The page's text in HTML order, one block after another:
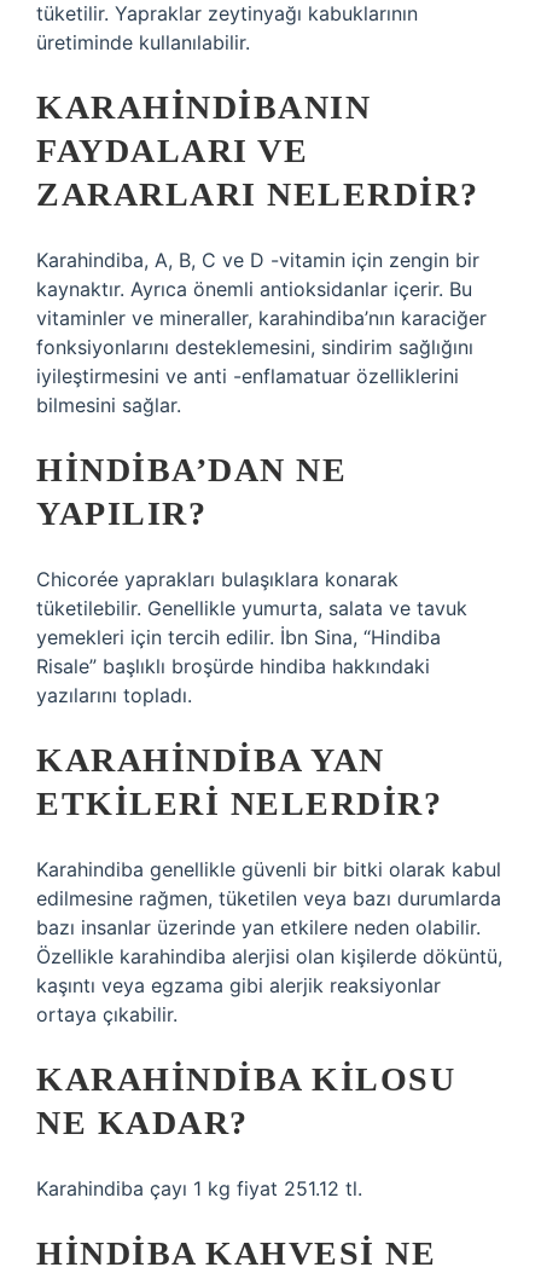
tüketilir. Yapraklar zeytinyağı kabuklarının
üretiminde kullanılabilir.
KARAHINDIBANIN
FAYDALARI VE
ZARARLARI NELERDIR?
Karahindiba, A, B, C ve D -vitamin için zengin bir
kaynaktır. Ayrıca önemli antioksidanlar içerir. Bu
vitaminler ve mineraller, karahindiba’nın karaciğer
fonksiyonlarını desteklemesini, sindirim sağlığını
iyileştirmesini ve anti -enflamatuar özelliklerini
bilmesini sağlar.
HINDIBA’DAN NE
YAPILIR?
Chicorée yaprakları bulaşıklara konarak
tüketilebilir. Genellikle yumurta, salata ve tavuk
yemekleri için tercih edilir. İbn Sina, “Hindiba
Risale” başlıklı broşürde hindiba hakkındaki
yazılarını topladı.
KARAHINDIBA YAN
ETKILERI NELERDIR?
Karahindiba genellikle güvenli bir bitki olarak kabul
edilmesine rağmen, tüketilen veya bazı durumlarda
bazı insanlar üzerinde yan etkilere neden olabilir.
Özellikle karahindiba alerjisi olan kişilerde döküntü,
kaşıntı veya egzama gibi alerjik reaksiyonlar
ortaya çıkabilir.
KARAHINDIBA KILOSU
NE KADAR?
Karahindiba çayı 1 kg fiyat 251.12 tl.
HINDIBA KAHVESI NE